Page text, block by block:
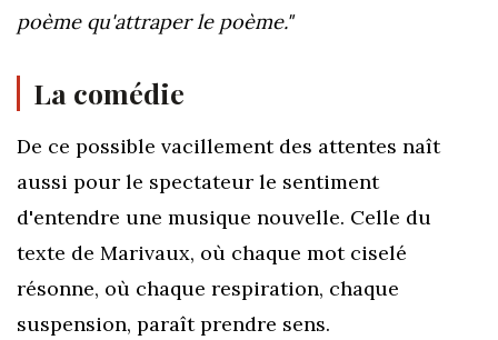
poème qu'attraper le poème."
La comédie
De ce possible vacillement des attentes naît
aussi pour le spectateur le sentiment
d'entendre une musique nouvelle. Celle du
texte de Marivaux, où chaque mot ciselé
résonne, où chaque respiration, chaque
suspension, paraît prendre sens.